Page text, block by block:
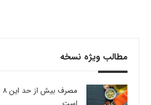
مطالب ویژه نسخه